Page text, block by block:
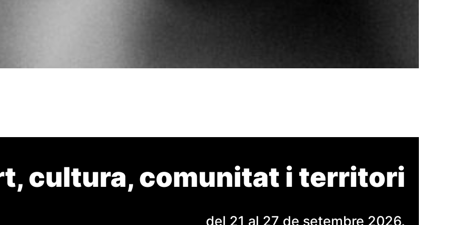
cultura, comunitat i territori
del 21 al 27 de setembre 2026.